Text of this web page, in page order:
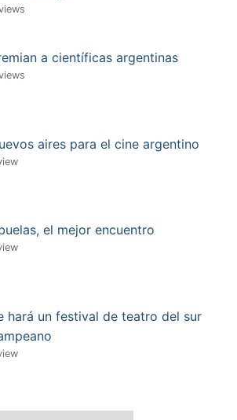
a científicas argentinas
aires para el cine argentino
el mejor encuentro
hará un festival de teatro del sur